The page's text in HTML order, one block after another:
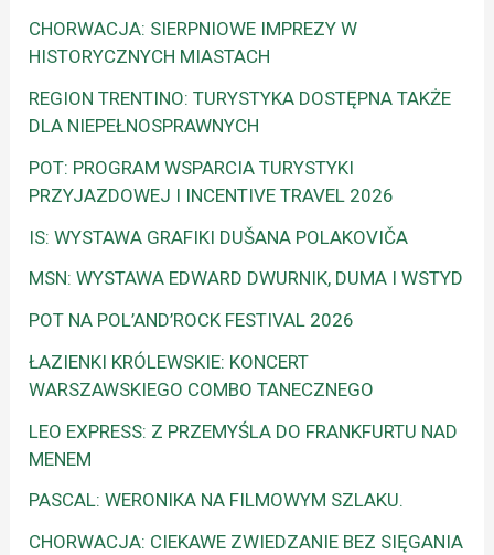
CHORWACJA: SIERPNIOWE IMPREZY W
HISTORYCZNYCH MIASTACH
REGION TRENTINO: TURYSTYKA DOSTĘPNA TAKŻE
DLA NIEPEŁNOSPRAWNYCH
POT: PROGRAM WSPARCIA TURYSTYKI
PRZYJAZDOWEJ I INCENTIVE TRAVEL 2026
IS: WYSTAWA GRAFIKI DUŠANA POLAKOVIČA
MSN: WYSTAWA EDWARD DWURNIK, DUMA I WSTYD
POT NA POL’AND’ROCK FESTIVAL 2026
ŁAZIENKI KRÓLEWSKIE: KONCERT
WARSZAWSKIEGO COMBO TANECZNEGO
LEO EXPRESS: Z PRZEMYŚLA DO FRANKFURTU NAD
MENEM
PASCAL: WERONIKA NA FILMOWYM SZLAKU.
CHORWACJA: CIEKAWE ZWIEDZANIE BEZ SIĘGANIA